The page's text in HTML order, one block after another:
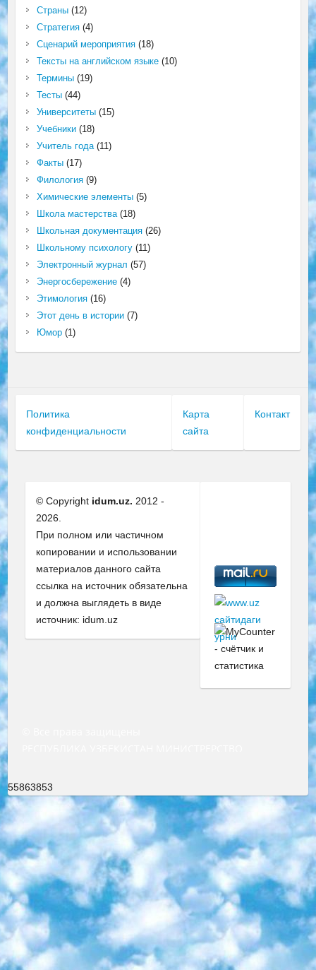
Страны(12)
Стратегия(4)
Сценарий мероприятия(18)
Тексты на английском языке(10)
Термины(19)
Тесты(44)
Университеты(15)
Учебники(18)
Учитель года(11)
Факты(17)
Филология(9)
Химические элементы(5)
Школа мастерства(18)
Школьная документация(26)
Школьному психологу(11)
Электронный журнал (57)
Энергосбережение(4)
Этимология(16)
Этот день в истории(7)
Юмор(1)
Политика
конфиденциальности
Карта
сайта
Контакт
© Copyright idum.uz. 2012 -
2026.
При полном или частичном
копировании и использовании
материалов данного сайта
ссылка на источник обязательна
и должна выглядеть в виде
источник: idum.uz
55863853